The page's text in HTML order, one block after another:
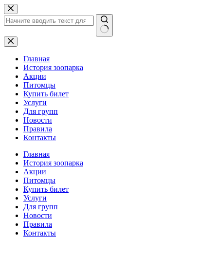
Перейти
к
сути
Ничего
не
найденоГлавная
История зоопарка
Акции
Питомцы
Купить билет
Услуги
Для групп
Новости
Правила
Контакты
Главная
История зоопарка
Акции
Питомцы
Купить билет
Услуги
Для групп
Новости
Правила
Контакты